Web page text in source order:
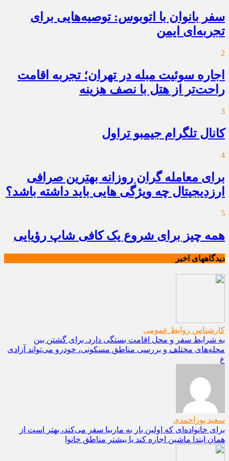
سفر بانوان با اتوبوس: توصیه‌هایی برای
تجربه‌ای ایمن
2
اجاره سوئیت مبله در تهران؛ تجربه اقامت
راحت‌تر از هتل با نصف هزینه
3
کانال تلگرام جیمبو تراول
4
برای معامله گران روزانه بهترین صرافی
ارزدیجیتال چه ویژگی هایی باید داشته باشد؟
5
همه چیز برای شروع یک کافی شاپ رؤیایی
دیدگاههای اخیر
کارشناس روابط عمومی
به شرایط سفر و محل اقامت بستگی دارد. برای گشتن بین
محله‌های مختلف و بررسی مناطق مسکونی، خودرو می‌تواند آزادی
ع
سعید پوراحمدی
برای خانواده‌ای که اولین بار به ماربیا سفر می‌کند، بهتر است از
همان ابتدا ماشین اجاره کند یا بیشتر مناطق خانوا